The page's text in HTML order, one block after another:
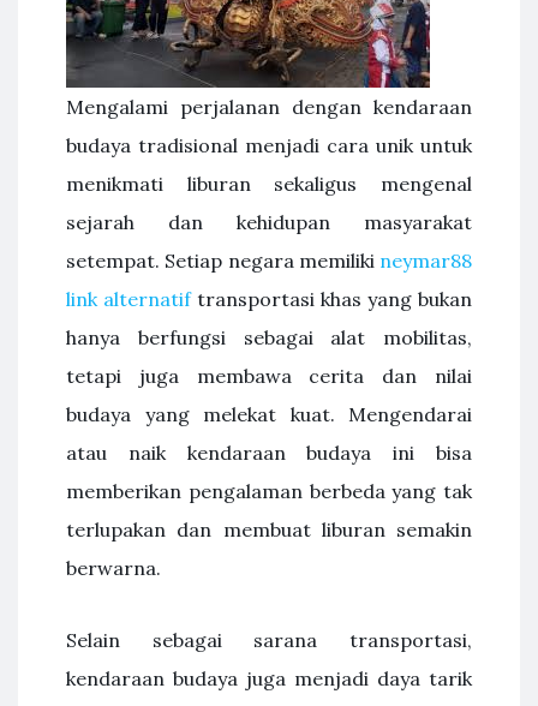
Mengalami perjalanan dengan kendaraan
budaya tradisional menjadi cara unik untuk
menikmati liburan sekaligus mengenal
sejarah dan kehidupan masyarakat
setempat. Setiap negara memiliki neymar88
link alternatiftransportasi khas yang bukan
hanya berfungsi sebagai alat mobilitas,
tetapi juga membawa cerita dan nilai
budaya yang melekat kuat. Mengendarai
atau naik kendaraan budaya ini bisa
memberikan pengalaman berbeda yang tak
terlupakan dan membuat liburan semakin
berwarna.
Selain sebagai sarana transportasi,
kendaraan budaya juga menjadi daya tarik